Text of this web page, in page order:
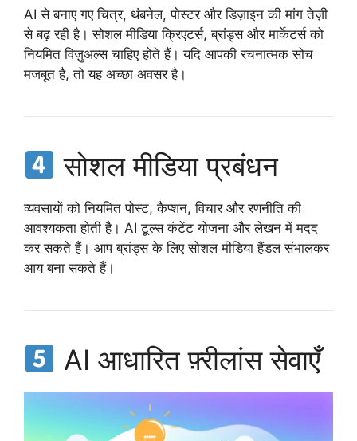
AI से बनाए गए चित्र, थंबनेल, पोस्टर और डिज़ाइन की मांग तेज़ी
से बढ़ रही है। सोशल मीडिया क्रिएटर्स, ब्रांड्स और मार्केटर्स को
नियमित विज़ुअल्स चाहिए होते हैं। यदि आपकी रचनात्मक सोच
मजबूत है, तो यह अच्छा अवसर है।
सोशल मीडिया प्रबंधन
व्यवसायों को नियमित पोस्ट, कैप्शन, विचार और रणनीति की
आवश्यकता होती है। AI टूल्स कंटेंट योजना और लेखन में मदद
कर सकते हैं। आप ब्रांड्स के लिए सोशल मीडिया हैंडल संभालकर
आय बना सकते हैं।
AI आधारित फ़्रीलांस सेवाएँ